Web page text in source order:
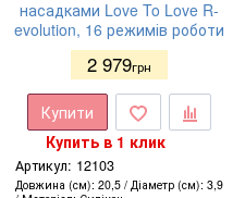
насадками Love To Love R-
evolution, 16 режимів роботи
2 979грн
Купити
Купить в 1 клик
Артикул: 12103
Довжина (см) 20,5 Діаметр (см) 3,9